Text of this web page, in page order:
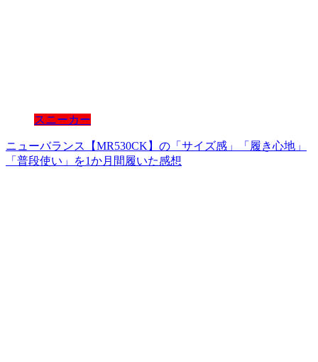
スニーカー
ニューバランス【MR530CK】の「サイズ感」「履き心地」
「普段使い」を1か月間履いた感想